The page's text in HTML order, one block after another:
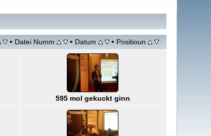
• Datei Numm • Datum • Positioun
595 mol gekuckt ginn